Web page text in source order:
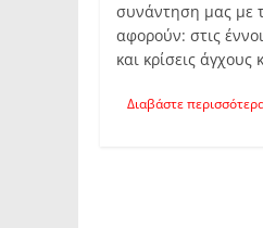
συνάντηση μας με
αφορούν: στις
και κρίσεις
Διαβάστε